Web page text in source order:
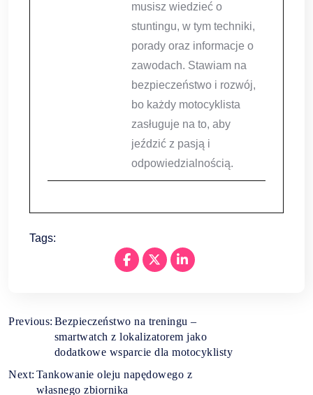
musisz wiedzieć o
stuntingu, w tym techniki,
porady oraz informacje o
zawodach. Stawiam na
bezpieczeństwo i rozwój,
bo każdy motocyklista
zasługuje na to, aby
jeździć z pasją i
odpowiedzialnością.
Tags:
Nawigacja
wpisu
Previous: Bezpieczeństwo na treningu –
smartwatch z lokalizatorem jako
dodatkowe wsparcie dla motocyklisty
Next: Tankowanie oleju napędowego z
własnego zbiornika